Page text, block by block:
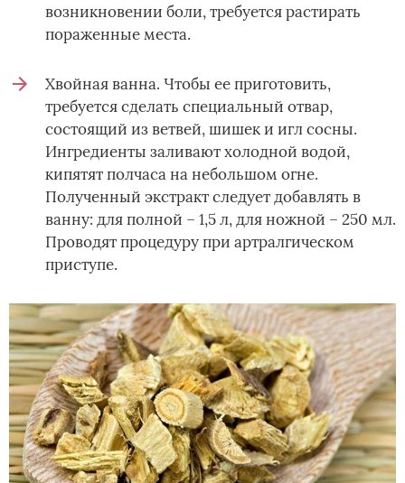
возникновении боли, требуется растирать
пораженные места.
Хвойная ванна. Чтобы ее приготовить,
требуется сделать специальный отвар,
состоящий из ветвей, шишек и игл сосны.
Ингредиенты заливают холодной водой,
кипятят полчаса на небольшом огне.
Полученный экстракт следует добавлять в
ванну: для полной – 1,5 л, для ножной – 250 мл.
Проводят процедуру при артралгическом
приступе.